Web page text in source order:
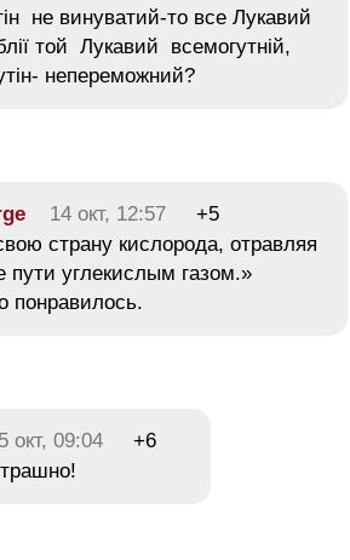
не винуватий-то все Лукавий
той Лукавий всемогутній,
непереможний?
14 окт, 12:57
+5
страну кислорода, отравляя
пути углекислым газом.»
понравилось.
окт, 09:04
+6